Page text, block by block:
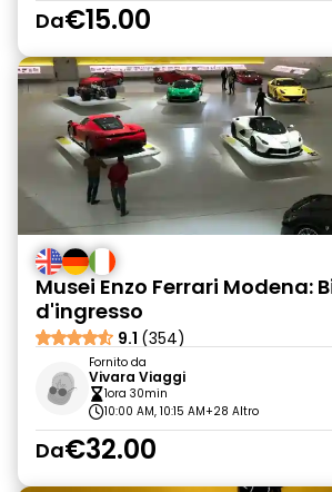
Da€15.00
Musei Enzo Ferrari Modena:
d'ingresso
9.1 (354)
Fornito da
Vivara Viaggi
1ora 30min
10:00 AM, 10:15 AM+28 Altro
Da€32.00